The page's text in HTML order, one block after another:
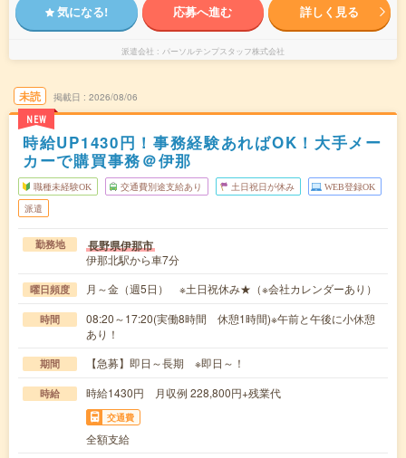
気になる! 応募へ進む 詳しく見る
派遣会社 パーソルテンプスタッフ株式会社
未読
NEW
掲載日 2026/08/06
時給UP1430円！事務経験あればOK！大手メー
カーで購買事務＠伊那
職種未経験OK 交通費別途支給あり 土日祝日が休み WEB登録OK
派遣
勤務地 長野県伊那市
伊那北駅から車7分
曜日頻度 月～金（週5日） ※土日祝休み★（※会社カレンダーあり）
時間
08:20～17:20(実働8時間 休憩1時間)※午前と午後に小休憩
あり！
期間 【急募】即日～長期 ※即日～！
時給 時給1430円 月収例 228,800円+残業代
交通費
全額支給